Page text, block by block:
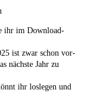
ihr im Down­load-
ist zwar schon vor­
nächs­te Jahr zu
ihr los­le­gen und